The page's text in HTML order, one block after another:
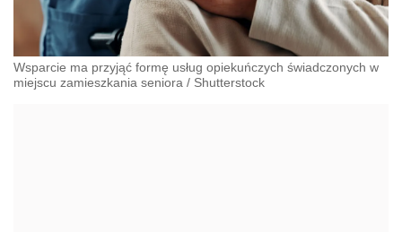
Wsparcie ma przyjąć formę usług opiekuńczych świadczonych w
miejscu zamieszkania seniora / Shutterstock